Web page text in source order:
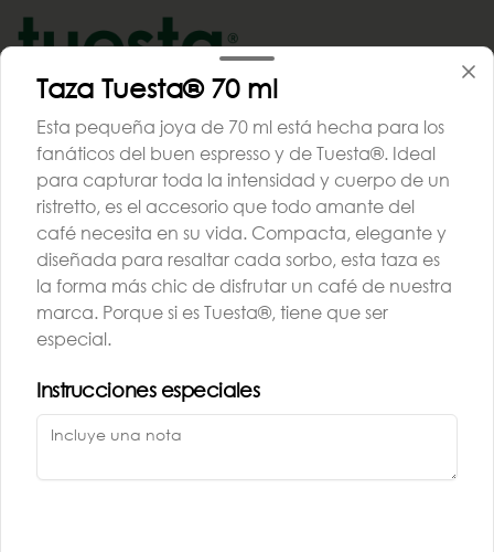
Despacho
+56993471514‬
Términos y condiciones
Política de privacidad
Redes sociales
Instagram
Mi cuenta
Iniciar sesión
Taza Tuesta® 70 ml
Esta pequeña joya de 70 ml está hecha para los
fanáticos del buen espresso y de Tuesta®. Ideal
para capturar toda la intensidad y cuerpo de un
ristretto, es el accesorio que todo amante del
café necesita en su vida. Compacta, elegante y
diseñada para resaltar cada sorbo, esta taza es
la forma más chic de disfrutar un café de nuestra
marca. Porque si es Tuesta®, tiene que ser
especial.
Instrucciones especiales